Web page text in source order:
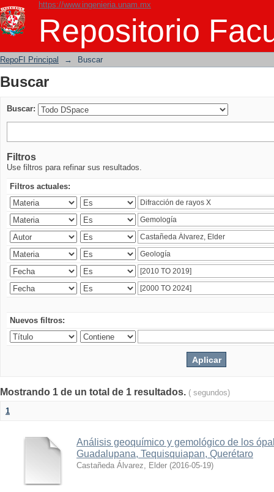
https://www.ingenieria.unam.mx
Repositorio
Buscar
RepoFI Principal → Buscar
Buscar
Buscar:
Filtros
Use filtros para refinar sus resultados.
Filtros actuales:
Nuevos filtros:
Mostrando 1 de un total de 1 resultados. ( segundos)
1
Análisis geoquímico y gemológico de los
Guadalupana, Tequisquiapan, Querétaro
Castañeda Álvarez, Elder (2016-05-19)